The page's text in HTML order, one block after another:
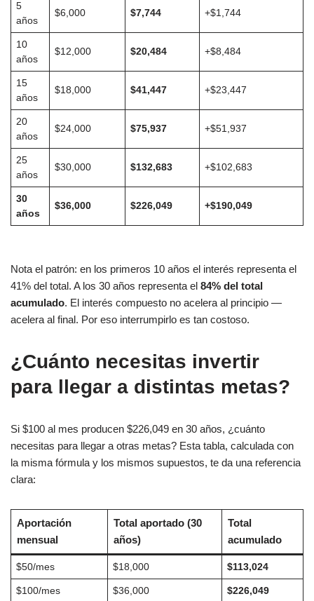
5
años
$6,000 $7,744 +$1,744
10
años
$12,000 $20,484 +$8,484
15
años
$18,000 $41,447 +$23,447
20
años
$24,000 $75,937 +$51,937
25
años
$30,000 $132,683 +$102,683
30
años
$36,000 $226,049 +$190,049
Nota el patrón: en los primeros 10 años el interés representa el
41% del total. A los 30 años representa el 84% del total
acumulado. El interés compuesto no acelera al principio —
acelera al final. Por eso interrumpirlo es tan costoso.
¿Cuánto necesitas invertir
para llegar a distintas metas?
Si $100 al mes producen $226,049 en 30 años, ¿cuánto
necesitas para llegar a otras metas? Esta tabla, calculada con
la misma fórmula y los mismos supuestos, te da una referencia
clara:
Aportación
mensual
Total aportado (30
años)
Total
acumulado
$50/mes $18,000 $113,024
$100/mes $36,000 $226,049